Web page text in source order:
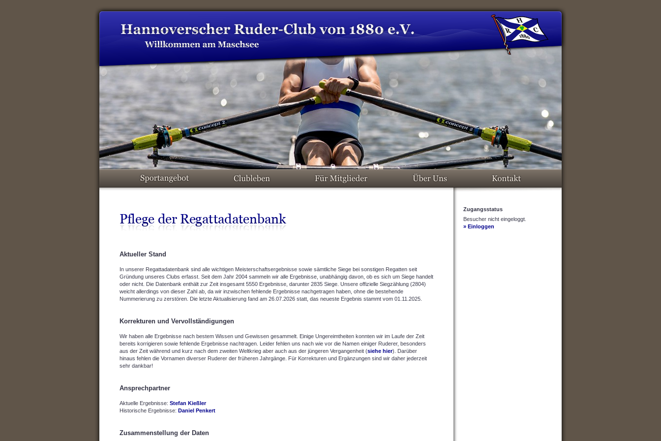
Aktueller Stand
In unserer Regattadatenbank sind alle wichtigen Meisterschaftsergebnisse sowie sämtliche Siege bei sonstigen Regatten seit
Gründung unseres Clubs erfasst. Seit dem Jahr 2004 sammeln wir alle Ergebnisse, unabhängig davon, ob es sich um Siege handelt
oder nicht. Die Datenbank enthält zur Zeit insgesamt 5550 Ergebnisse, darunter 2835 Siege. Unsere offizielle Siegzählung (2804)
weicht allerdings von dieser Zahl ab, da wir inzwischen fehlende Ergebnisse nachgetragen haben, ohne die bestehende
Nummerierung zu zerstören. Die letzte Aktualisierung fand am 26.07.2026 statt, das neueste Ergebnis stammt vom 01.11.2025.
Korrekturen und Vervollständigungen
Wir haben alle Ergebnisse nach bestem Wissen und Gewissen gesammelt. Einige Ungereimtheiten konnten wir im Laufe der Zeit
bereits korrigieren sowie fehlende Ergebnisse nachtragen. Leider fehlen uns nach wie vor die Namen einiger Ruderer, besonders
aus der Zeit während und kurz nach dem zweiten Weltkrieg aber auch aus der jüngeren Vergangenheit (siehe hier). Darüber
hinaus fehlen die Vornamen diverser Ruderer der früheren Jahrgänge. Für Korrekturen und Ergänzungen sind wir daher jederzeit
sehr dankbar!
Ansprechpartner
Aktuelle Ergebnisse: Stefan Kießler
Historische Ergebnisse: Daniel Penkert
Zusammenstellung der Daten
Zugangsstatus
Besucher nicht eingeloggt.
» Einloggen